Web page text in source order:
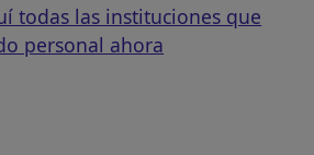
todas las instituciones que
personal ahora